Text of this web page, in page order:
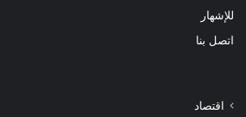
للإشهار
اتصل بنا
اقتصاد